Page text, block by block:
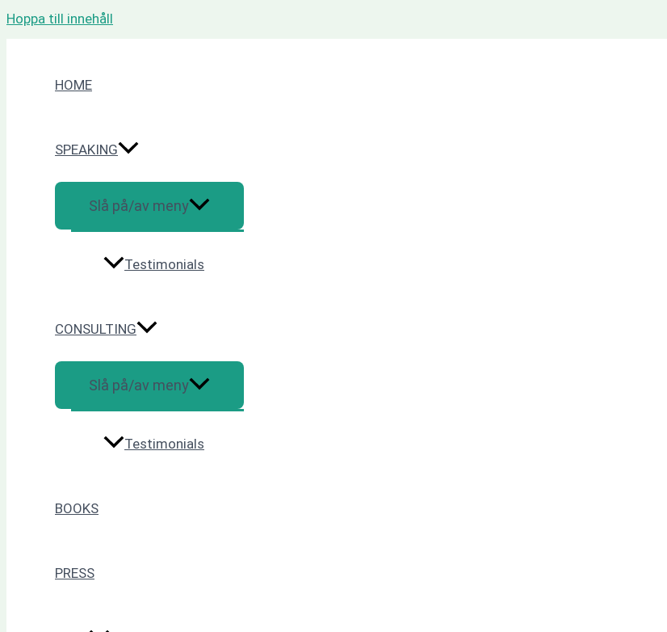
Hoppa till innehåll
HOME
SPEAKING
Slå på/av meny
Testimonials
CONSULTING
Slå på/av meny
Testimonials
BOOKS
PRESS